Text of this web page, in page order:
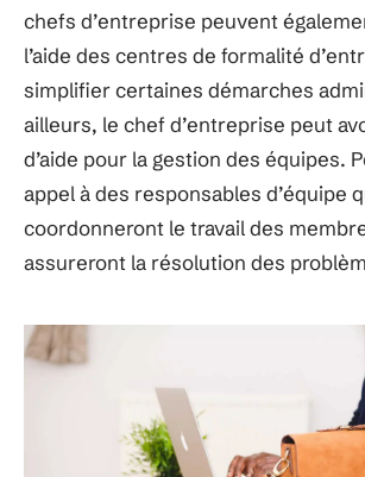
chefs d’entreprise peuvent
l’aide des centres de formalité
simplifier certaines démarches
ailleurs, le chef d’entreprise peut
d’aide pour la gestion des équipes.
appel à des responsables d’équipe
coordonneront le travail des
assureront la résolution des